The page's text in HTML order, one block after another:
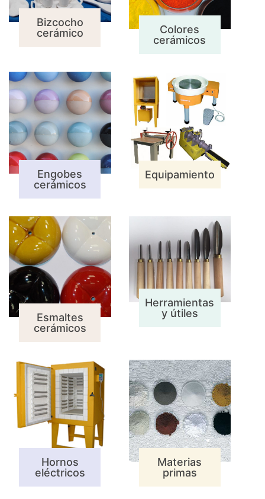
Bizcocho
cerámico
Colores
cerámicos
Engobes
cerámicos
Equipamiento
Esmaltes
cerámicos
Herramientas
y útiles
Hornos
eléctricos
Materias
primas